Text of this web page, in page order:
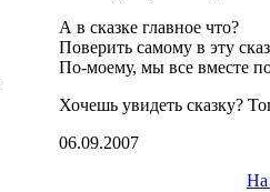
А в сказке главное что?
Поверить самому в эту
По-моему, мы все вместе
Хочешь увидеть сказку?
06.09.2007
На